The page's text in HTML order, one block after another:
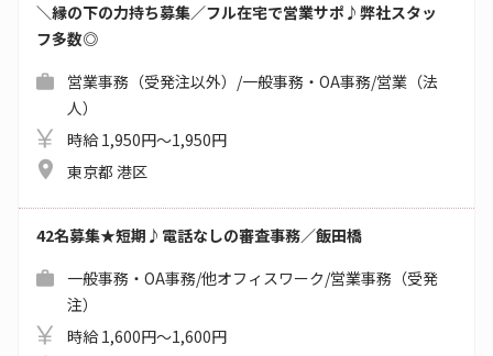
＼縁の下の力持ち募集／フル在宅で営業サポ♪弊社スタッ
フ多数◎
営業事務（受発注以外）/一般事務・OA事務/営業（法
人）
時給 1,950円～1,950円
東京都 港区
42名募集★短期♪電話なしの審査事務／飯田橋
一般事務・OA事務/他オフィスワーク/営業事務（受発
注）
時給 1,600円～1,600円